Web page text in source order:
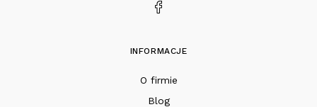
INFORMACJE
O firmie
Blog